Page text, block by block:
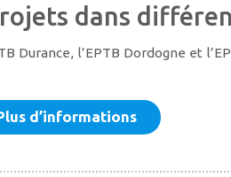
dans
Durance, l’EPTB Dordogne et
d’informations